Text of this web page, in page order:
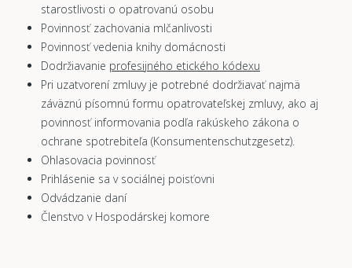
starostlivosti o opatrovanú osobu
Povinnosť zachovania mlčanlivosti
Povinnosť vedenia knihy domácnosti
Dodržiavanie profesijného etického kódexu
Pri uzatvorení zmluvy je potrebné dodržiavať najmä
záväznú písomnú formu opatrovateľskej zmluvy, ako aj
povinnosť informovania podľa rakúskeho zákona o
ochrane spotrebiteľa (Konsumentenschutzgesetz).
Ohlasovacia povinnosť
Prihlásenie sa v sociálnej poisťovni
Odvádzanie daní
Členstvo v Hospodárskej komore